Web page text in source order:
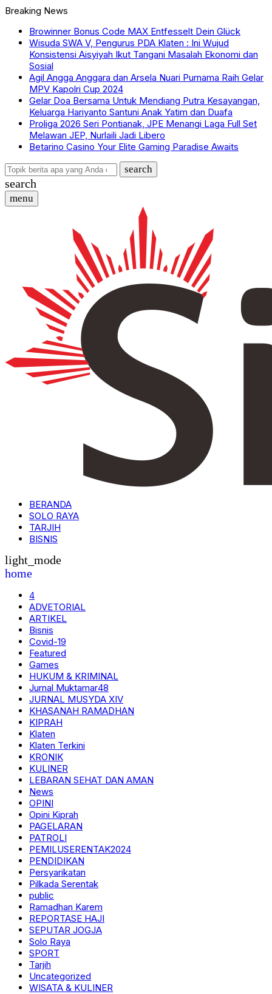
Breaking News
Browinner Bonus Code MAX Entfesselt Dein Glück
Wisuda SWA V, Pengurus PDA Klaten : Ini Wujud
Konsistensi Aisyiyah Ikut Tangani Masalah Ekonomi dan
Sosial
Agil Angga Anggara dan Arsela Nuari Purnama Raih Gelar
MPV Kapolri Cup 2024
Gelar Doa Bersama Untuk Mendiang Putra Kesayangan,
Keluarga Hariyanto Santuni Anak Yatim dan Duafa
Proliga 2026 Seri Pontianak, JPE Menangi Laga Full Set
Melawan JEP, Nurlaili Jadi Libero
Betarino Casino Your Elite Gaming Paradise Awaits
search
search
menu
BERANDA
SOLO RAYA
TARJIH
BISNIS
light_mode
home
4
ADVETORIAL
ARTIKEL
Bisnis
Covid-19
Featured
Games
HUKUM & KRIMINAL
Jurnal Muktamar48
JURNAL MUSYDA XIV
KHASANAH RAMADHAN
KIPRAH
Klaten
Klaten Terkini
KRONIK
KULINER
LEBARAN SEHAT DAN AMAN
News
OPINI
Opini Kiprah
PAGELARAN
PATROLI
PEMILUSERENTAK2024
PENDIDIKAN
Persyarikatan
Pilkada Serentak
public
Ramadhan Karem
REPORTASE HAJI
SEPUTAR JOGJA
Solo Raya
SPORT
Tarjih
Uncategorized
WISATA & KULINER